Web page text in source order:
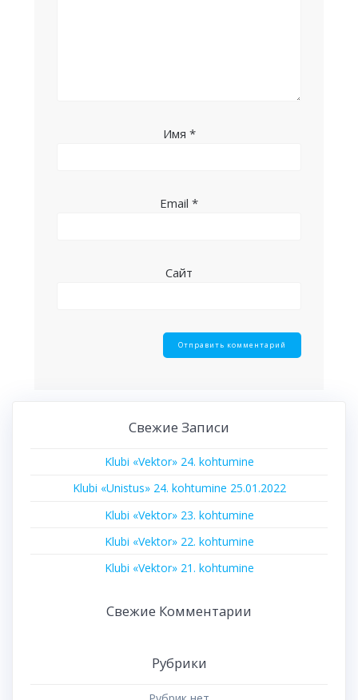
Имя *
Email *
Сайт
Свежие Записи
Klubi «Vektor» 24. kohtumine
Klubi «Unistus» 24. kohtumine 25.01.2022
Klubi «Vektor» 23. kohtumine
Klubi «Vektor» 22. kohtumine
Klubi «Vektor» 21. kohtumine
Свежие Комментарии
Рубрики